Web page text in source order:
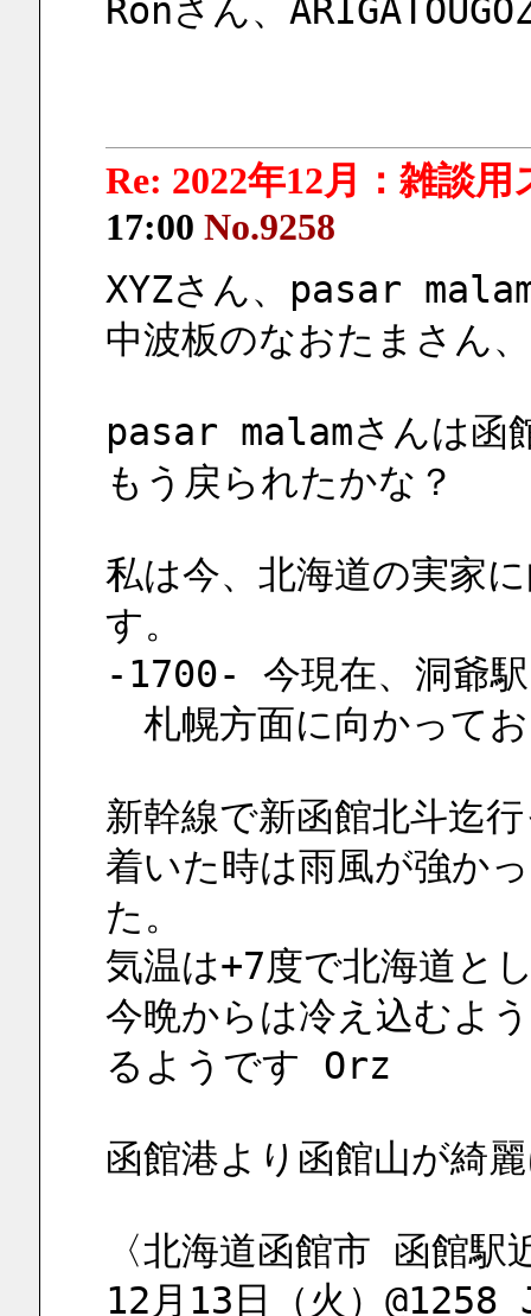
Ronさん、
Re: 2022年12月：雑談
17:00 No.9258
XYZさん、pasar
中波板のなおたまさん
pasar malamさんは函
もう戻られたかな？
私は今、北海道の実家
す。
-1700- 今現在、洞爺駅
札幌方面に向かって
新幹線で新函館北斗迄
着いた時は雨風が強か
た。
気温は+7度で北海道と
今晩からは冷え込むよ
るようです Orz
函館港より函館山が綺
〈北海道函館市 函館
12月13日（火）@1258